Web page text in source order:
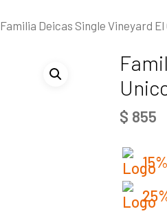
Familia Deicas Single Vineyard
$ 855
15%